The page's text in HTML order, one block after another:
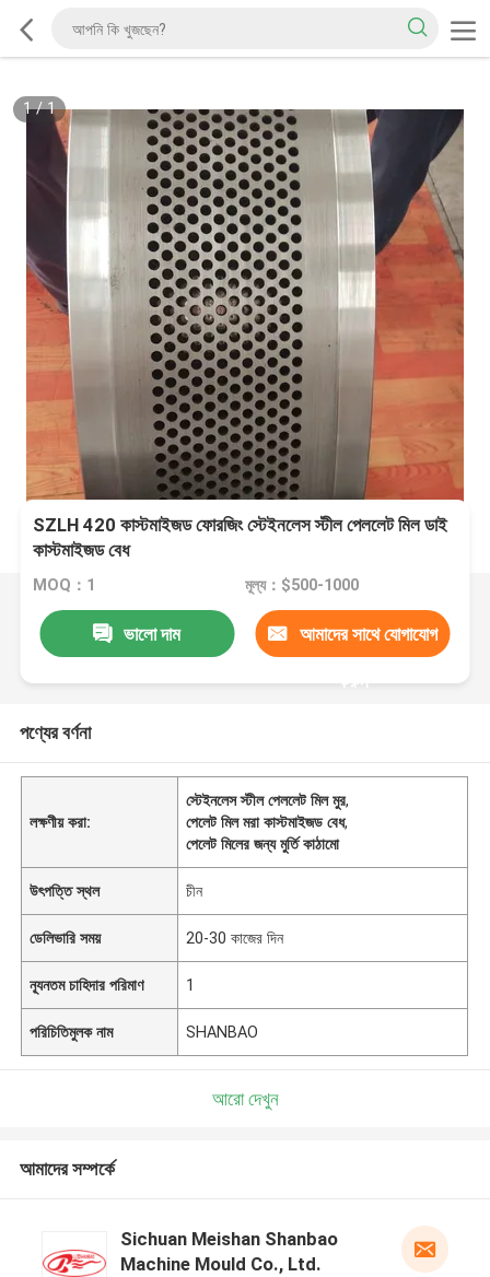
1/1
SZLH 420 কাস্টমাইজড ফোরজিং স্টেইনলেস স্টীল পেললেট মিল ডাই
কাস্টমাইজড বেধ
MOQ：1 মূল্য：$500-1000
ভালো দাম আমাদের সাথে যোগাযোগ
করুন
পণ্যের বর্ণনা
লক্ষণীয় করা:
স্টেইনলেস স্টীল পেললেট মিল মুর,
পেলেট মিল মরা কাস্টমাইজড বেধ,
পেলেট মিলের জন্য মুর্তি কাঠামো
উৎপত্তি স্থল চীন
ডেলিভারি সময় 20-30 কাজের দিন
ন্যূনতম চাহিদার পরিমাণ 1
পরিচিতিমুলক নাম SHANBAO
আরো দেখুন
আমাদের সম্পর্কে
Sichuan Meishan Shanbao
Machine Mould Co., Ltd.